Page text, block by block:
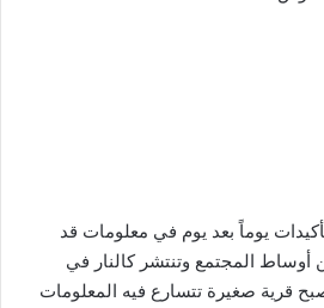
يوماً بعد يوم في معلومات قد
أوساط المجتمع وتنتشر كالنار في
قرية صغيرة تتسارع فيه المعلومات